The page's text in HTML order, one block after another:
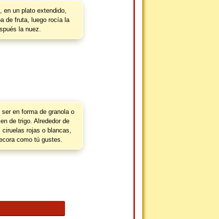
en un plato extendido,
de fruta, luego rocía la
la nuez.
en forma de granola o
de trigo. Alrededor de
rojas o blancas,
como tú gustes.